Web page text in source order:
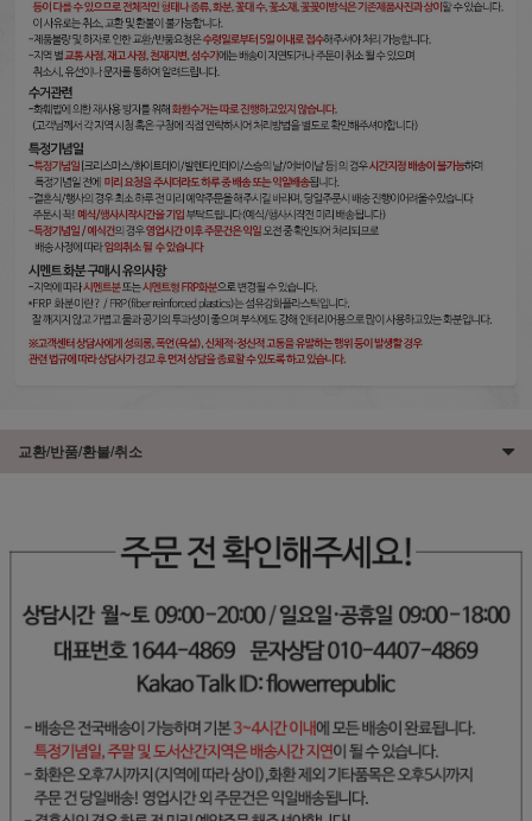
교환/반품/환불/취소